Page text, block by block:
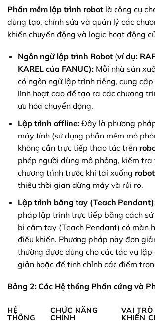
Phần mềm lập trình robot là công cụ
dùng tạo, chỉnh sửa và quản lý các
khiển chuyển động và logic hoạt động
Ngôn ngữ lập trình Robot (ví dụ:
KAREL của FANUC):Mỗi nhà sản
có ngôn ngữ lập trình riêng, cung
linh hoạt cao để tạo ra các chương
ưu hóa chuyển động.
Lập trình offline:Đây là phương
máy tính (sử dụng phần mềm mô
không cần trực tiếp thao tác trên
phép người dùng mô phỏng, kiểm tra
chương trình trước khi tải xuống robot
thiểu thời gian dừng máy và rủi ro.
Lập trình bằng tay (Teach
pháp lập trình trực tiếp bằng cách
bị cầm tay (Teach Pendant) có màn
điều khiển. Phương pháp này đơn
thường được dùng cho các tác vụ
giản hoặc để tinh chỉnh các điểm
Bảng 2: Các Hệ thống Phần cứng và
HỆ
THỐNG
CHỨC NĂNG
CHÍNH
VAI TRÒ
KHIỂN